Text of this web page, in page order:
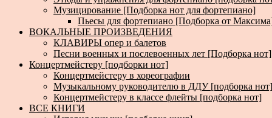
Музицирование [Подборка нот для фортепиано]
Пьесы для фортепиано [Подборка от
ВОКАЛЬНЫЕ ПРОИЗВЕДЕНИЯ
КЛАВИРЫ опер и балетов
Песни военных и послевоенных лет [Подборка нот]
Концертмейстеру [подборки нот]
Концертмейстеру в хореографии
Музыкальному руководителю в ДДУ [подборка нот]
Концертмейстеру в классе флейты [подборка нот]
ВСЕ КНИГИ